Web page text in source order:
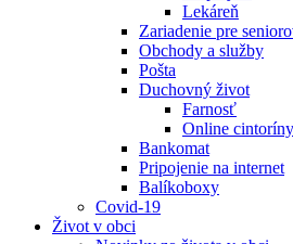
Lekáreň
Zariadenie pre
Obchody a služby
Pošta
Duchovný život
Farnosť
Online cintoríny
Bankomat
Pripojenie na internet
Balíkoboxy
Covid-19
Život v obci